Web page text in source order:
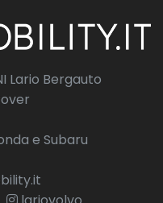
Lario Bergauto
e Subaru